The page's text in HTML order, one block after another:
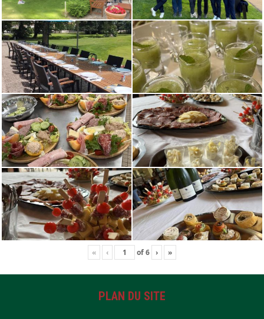
« ‹ of6 › »
PLAN DU SITE